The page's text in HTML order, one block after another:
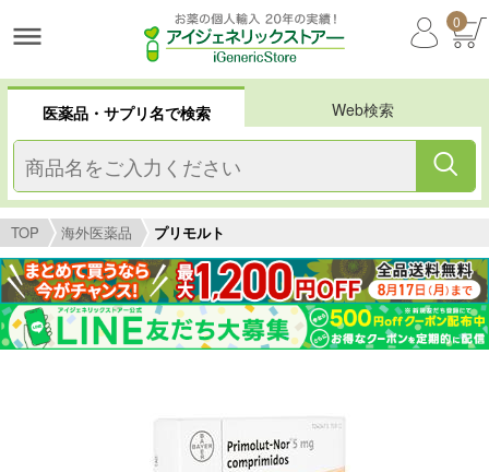
0
医薬品・サプリ名で検索 Web検索
TOP 海外医薬品 プリモルト